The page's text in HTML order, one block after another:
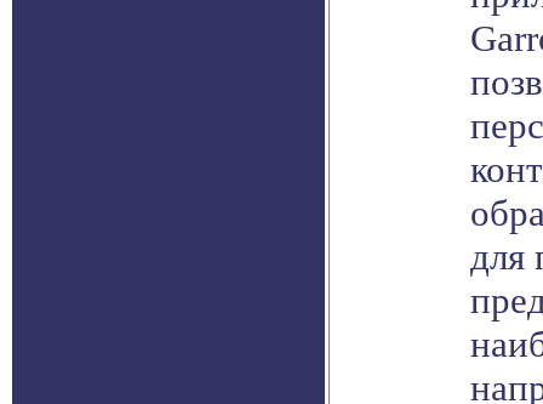
для